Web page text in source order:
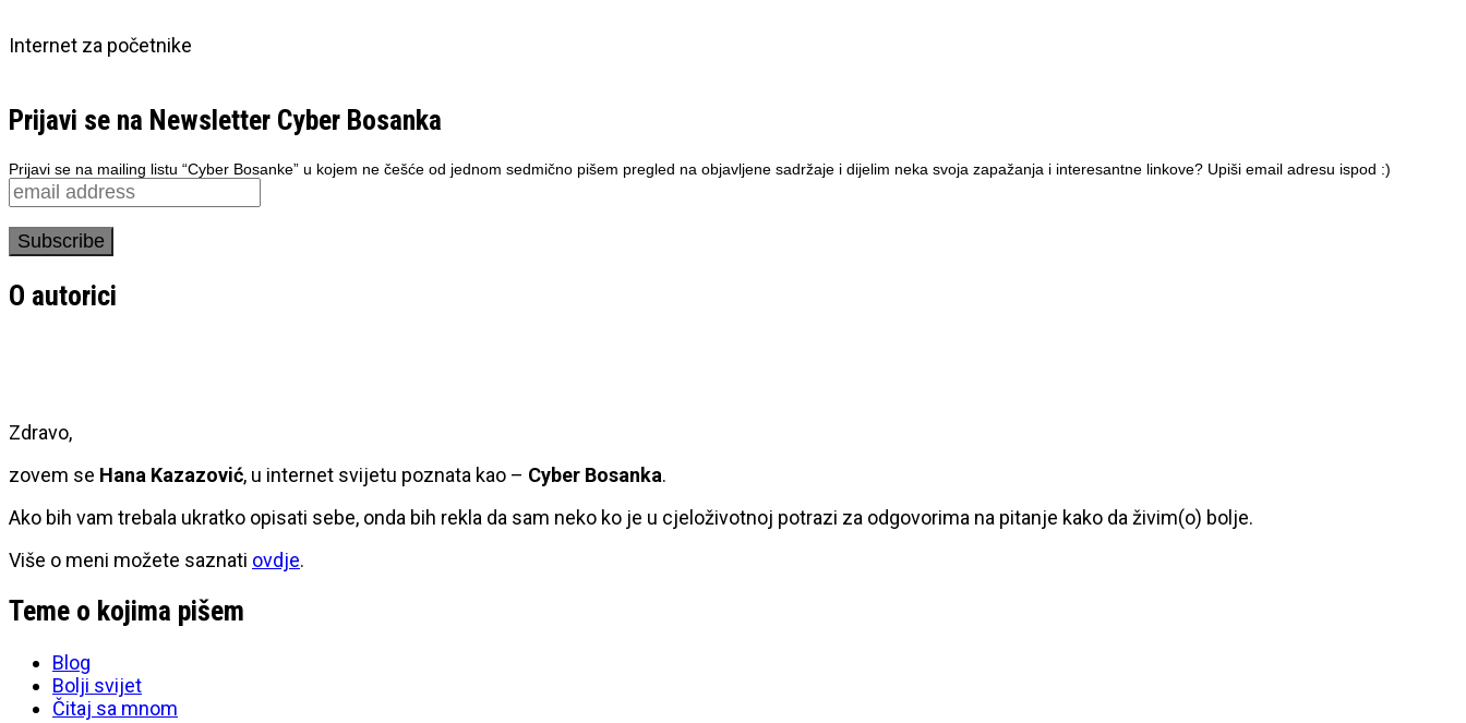
Internet za početnike
Prijavi se na Newsletter Cyber Bosanka
Prijavi se na mailing listu “Cyber Bosanke” u kojem ne češće od jednom sedmično pišem pregled na objavljene sadržaje i dijelim neka svoja zapažanja i interesantne linkove? Upiši email adresu ispod :)
O autorici
Zdravo,
zovem se Hana Kazazović, u internet svijetu poznata kao – Cyber Bosanka.
Ako bih vam trebala ukratko opisati sebe, onda bih rekla da sam neko ko je u cjeloživotnoj potrazi za odgovorima na pitanje kako da živim(o) bolje.
Više o meni možete saznati ovdje.
Teme o kojima pišem
Blog
Bolji svijet
Čitaj sa mnom